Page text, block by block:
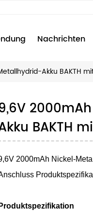
Nachrichten
Akku BAKTH
BAKTH
2000mAh Nickel-
Produktspezifikation